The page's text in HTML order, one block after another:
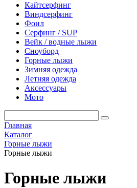
Кайтсерфинг
Виндсерфинг
Фоил
Серфинг / SUP
Вейк / водные лыжи
Сноуборд
Горные лыжи
Зимняя одежда
Летняя одежда
Аксессуары
Мото
Главная
Каталог
Горные лыжи
Горные лыжи
Горные лыжи